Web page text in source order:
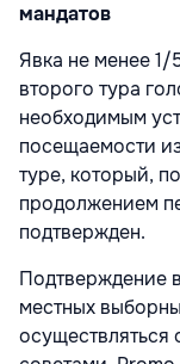
мандатов
Явка не менее 1/
второго тура
необходимым
посещаемости
туре, который,
продолжением
подтвержден.
Подтверждение
местных